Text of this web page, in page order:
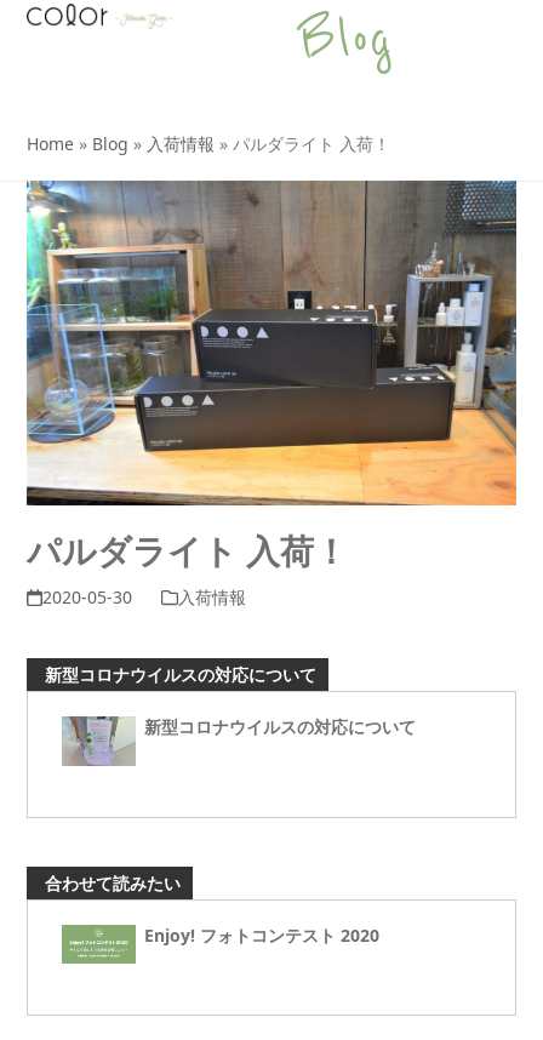
SkipOpen
Close
Blog
Home » Blog » 入荷情報 »パルダライト 入荷！
パルダライト 入荷！
2020-05-30 入荷情報
新型コロナウイルスの対応について
新型コロナウイルスの対応について
合わせて読みたい
Enjoy! フォトコンテスト 2020